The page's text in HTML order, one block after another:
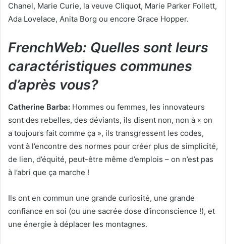
Chanel, Marie Curie, la veuve Cliquot, Marie Parker Follett,
Ada Lovelace, Anita Borg ou encore Grace Hopper.
FrenchWeb: Quelles sont leurs
caractéristiques communes
d’après vous?
Catherine Barba: Hommes ou femmes, les innovateurs
sont des rebelles, des déviants, ils disent non, non à « on
a toujours fait comme ça », ils transgressent les codes,
vont à l’encontre des normes pour créer plus de simplicité,
de lien, d’équité, peut-être même d’emplois – on n’est pas
à l’abri que ça marche !
Ils ont en commun une grande curiosité, une grande
confiance en soi (ou une sacrée dose d’inconscience !), et
une énergie à déplacer les montagnes.